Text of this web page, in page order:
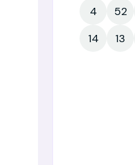
4 52
14
13